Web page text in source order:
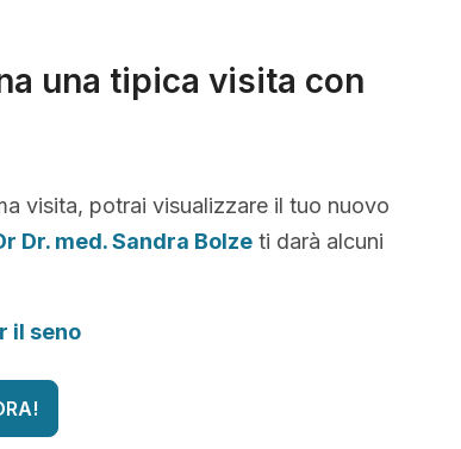
una tipica visita con
visita, potrai visualizzare il tuo nuovo
Dr. med. Sandra Bolze ti darà alcuni
il seno